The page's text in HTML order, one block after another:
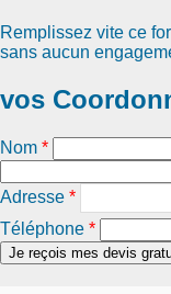
Remplissez vite ce
sans aucun
vos
Nom *
Adresse *
Téléphone *